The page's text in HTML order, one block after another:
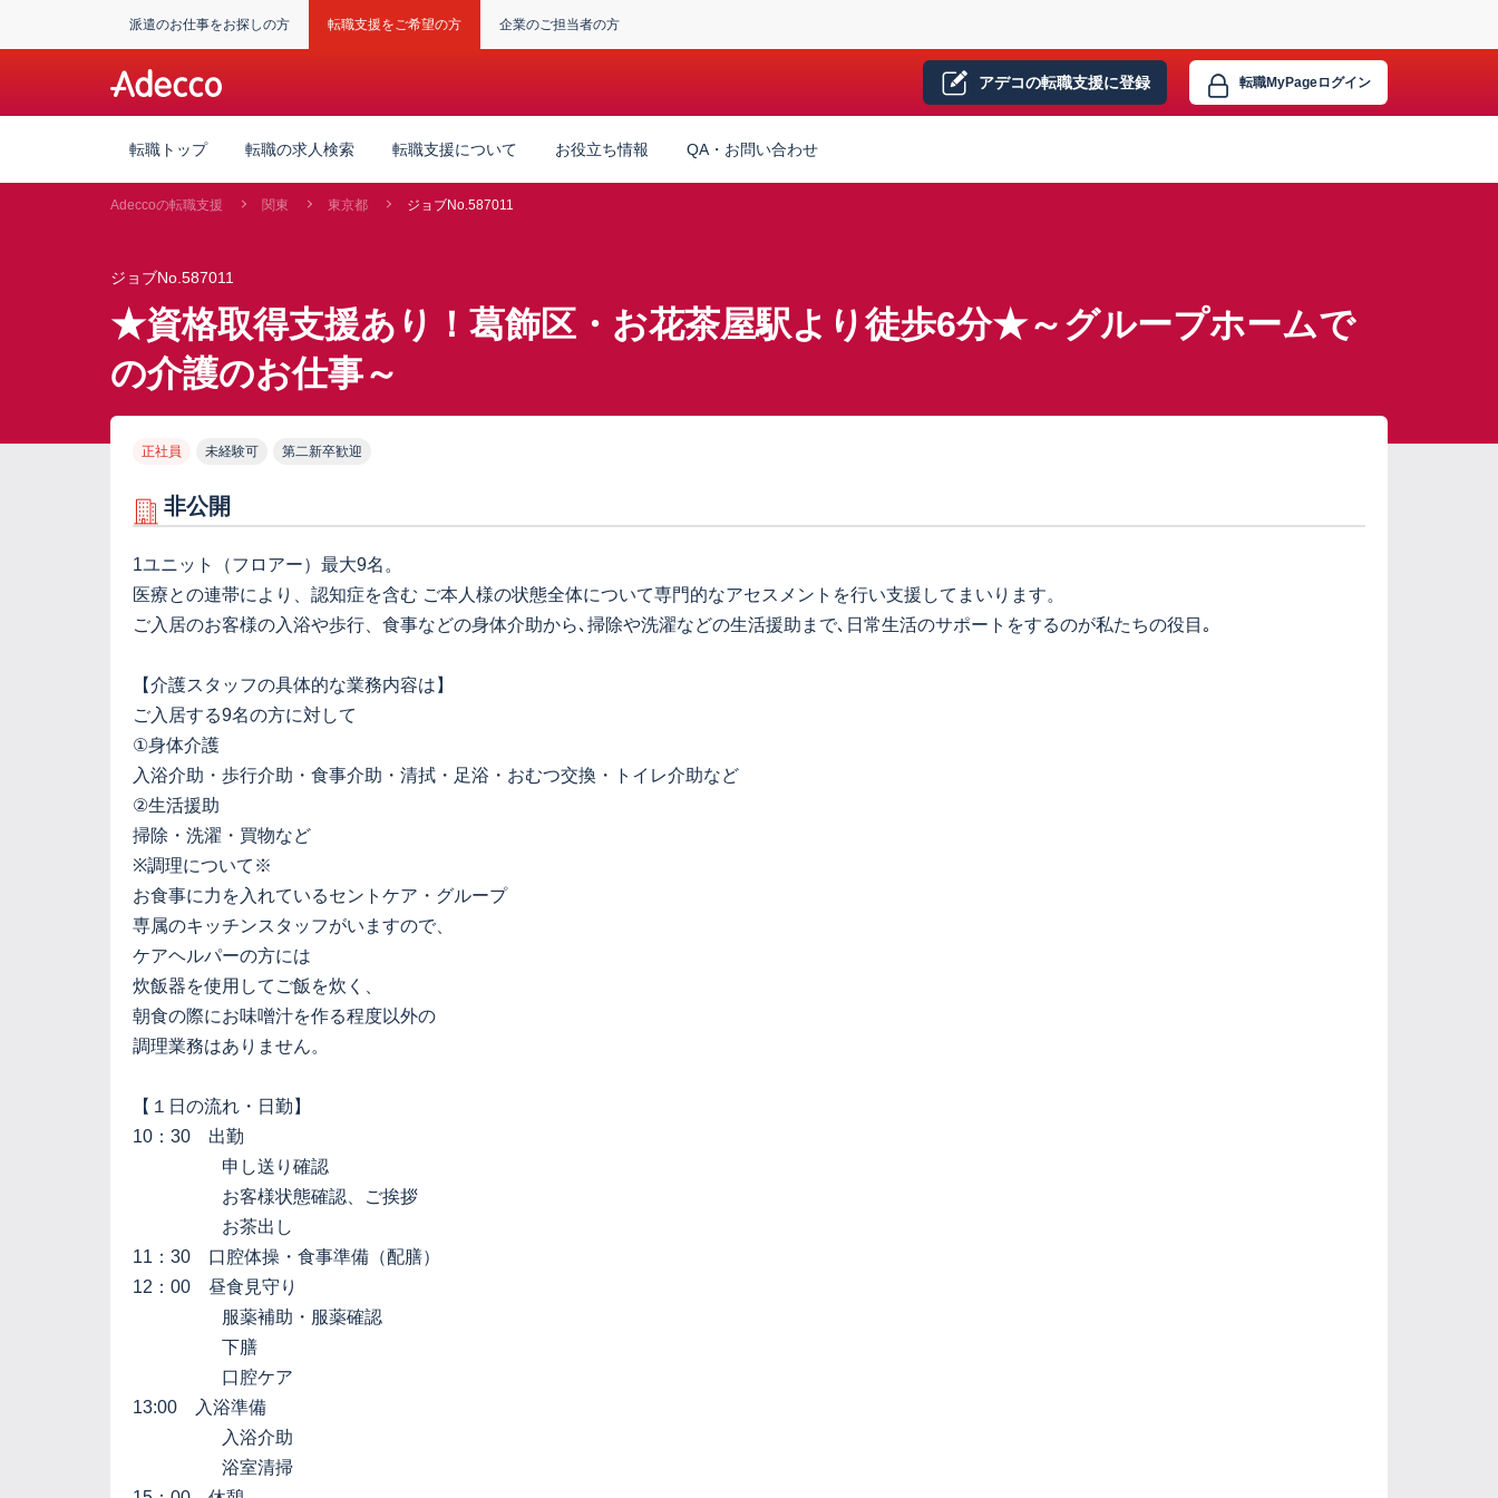
派遣のお仕事をお探しの方 転職支援をご希望の方 企業のご担当者の方
アデコの転職支援に登録 転職MyPageログイン
転職トップ 転職の求人検索 転職支援について お役立ち情報 QA・お問い合わせ
Adeccoの転職支援 関東 東京都 ジョブNo.587011
ジョブNo.587011
★資格取得支援あり！葛飾区・お花茶屋駅より徒歩6分★～グループホームで
の介護のお仕事～
正社員 未経験可 第二新卒歓迎
非公開
1ユニット（フロアー）最大9名。
医療との連帯により、認知症を含む ご本人様の状態全体について専門的なアセスメントを行い支援してまいります。
ご入居のお客様の入浴や歩行、食事などの身体介助から､掃除や洗濯などの生活援助まで､日常生活のサポートをするのが私たちの役目｡
【介護スタッフの具体的な業務内容は】
ご入居する9名の方に対して
①身体介護
入浴介助・歩行介助・食事介助・清拭・足浴・おむつ交換・トイレ介助など
②生活援助
掃除・洗濯・買物など
※調理について※
お食事に力を入れているセントケア・グループ
専属のキッチンスタッフがいますので、
ケアヘルパーの方には
炊飯器を使用してご飯を炊く、
朝食の際にお味噌汁を作る程度以外の
調理業務はありません。
【１日の流れ・日勤】
10：30 出勤
申し送り確認
お客様状態確認、ご挨拶
お茶出し
11：30 口腔体操・食事準備（配膳）
12：00 昼食見守り
服薬補助・服薬確認
下膳
口腔ケア
13:00 入浴準備
入浴介助
浴室清掃